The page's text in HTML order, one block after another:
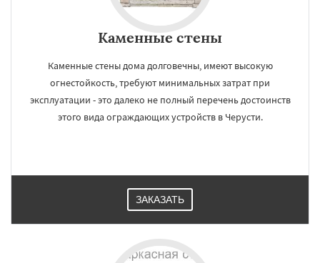
Каменные стены
Каменные стены дома долговечны, имеют высокую
огнестойкость, требуют минимальных затрат при
эксплуатации - это далеко не полный перечень достоинств
этого вида ограждающих устройств в Черусти.
ЗАКАЗАТЬ